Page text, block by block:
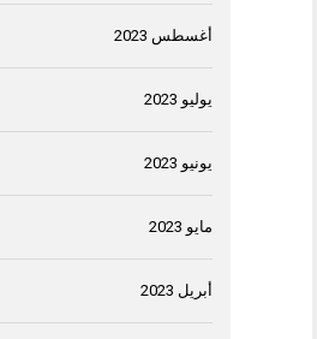
أغسطس 2023
يوليو 2023
يونيو 2023
مايو 2023
أبريل 2023